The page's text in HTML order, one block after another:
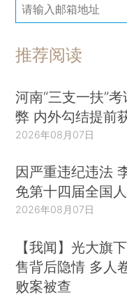
推荐阅读
河南“三支一扶”
弊 内外勾结提前
2026年08月07日
因严重违纪违法
免第十四届全国
2026年08月07日
【我闻】光大旗
售背后隐情 多人
败案被查